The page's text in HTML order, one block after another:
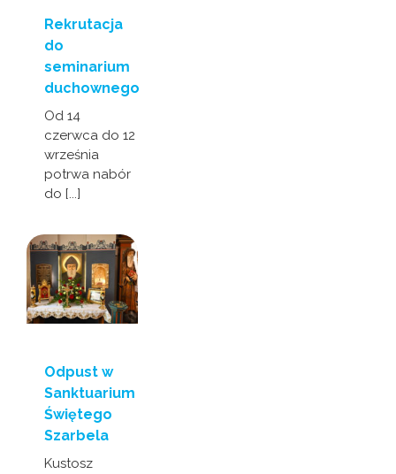
Rekrutacja
do
seminarium
duchownego
Od 14
czerwca do 12
września
potrwa nabór
do [...]
Odpust w
Sanktuarium
Świętego
Szarbela
Kustosz